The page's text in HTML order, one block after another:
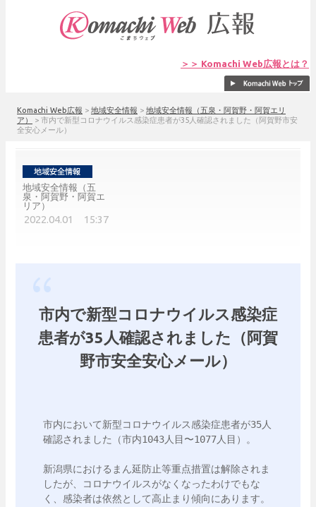
＞＞ Komachi Web広報とは？
Komachi Web広報 > 地域安全情報 > 地域安全情報（五泉・阿賀野・阿賀エリ
ア）
> 市内で新型コロナウイルス感染症患者が35人確認されました（阿賀野市安
全安心メール）
地域安全情報（五
泉・阿賀野・阿賀エ
リア）
2022.04.01 15:37
市内で新型コロナウイルス感染症
患者が35人確認されました（阿賀
野市安全安心メール）
市内において新型コロナウイルス感染症患者が35人
確認されました（市内1043人目〜1077人目）。
新潟県におけるまん延防止等重点措置は解除されま
したが、コロナウイルスがなくなったわけでもな
く、感染者は依然として高止まり傾向にあります。